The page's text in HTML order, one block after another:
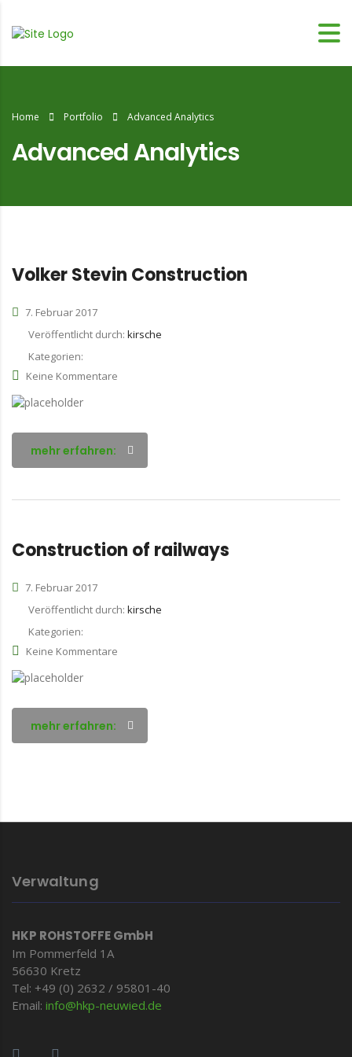
Home Portfolio Advanced Analytics
Advanced Analytics
Volker Stevin Construction
7. Februar 2017
Veröffentlicht durch: kirsche
Kategorien:
Keine Kommentare
mehr erfahren:
Construction of railways
7. Februar 2017
Veröffentlicht durch: kirsche
Kategorien:
Keine Kommentare
mehr erfahren:
Verwaltung
HKP ROHSTOFFE GmbH
Im Pommerfeld 1A
56630 Kretz
Tel: +49 (0) 2632 / 95801-40
Email: info@hkp-neuwied.de